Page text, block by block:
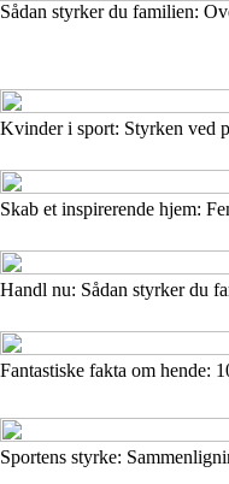
Sådan styrker du familien:
Kvinder i sport: Styrken ved
Skab et inspirerende hjem:
Handl nu: Sådan styrker du
Fantastiske fakta om hende:
Sportens styrke: